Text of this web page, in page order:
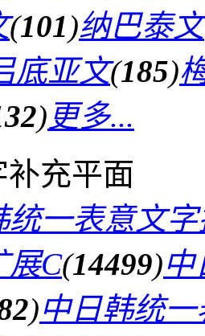
(101)纳巴泰文
底亚文(185)
) 更多...
充平面
统一表意文
展C(14499)
)中日韩统